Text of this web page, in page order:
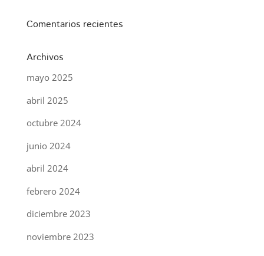
Comentarios recientes
Archivos
mayo 2025
abril 2025
octubre 2024
junio 2024
abril 2024
febrero 2024
diciembre 2023
noviembre 2023